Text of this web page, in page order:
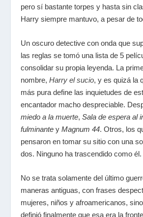
pero sí bastante torpes y hasta sin
Harry siempre mantuvo, a pesar de
Un oscuro detective con onda que
las reglas se tomó una lista de 5
consolidar su propia leyenda. La
nombre,Harry el sucio, y es quizá la
más pura define las inquietudes de
encantador macho despreciable.
miedo a la muerte,Sala de espera al
fulminante yMagnum 44. Otros, los
pensaron en tomar su sitio con una
dos. Ninguno ha trascendido como él.
No se trata solamente del último
maneras antiguas, con frases
mujeres, niños y afroamericanos,
definió finalmente que esa era la